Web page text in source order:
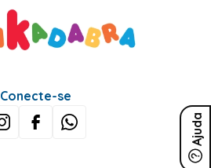
Ajuda
Conecte-se